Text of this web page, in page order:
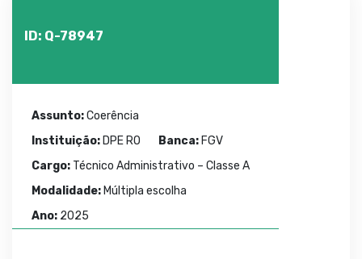
ID: Q-78947
Assunto:Coerência
Instituição: DPE RO Banca: FGV
Cargo: Técnico Administrativo – Classe A
Modalidade: Múltipla escolha
Ano: 2025